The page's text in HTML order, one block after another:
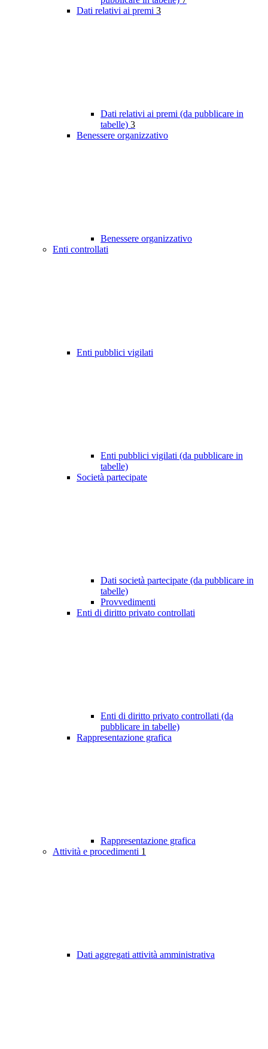
Dati relativi ai premi 3
Dati relativi ai premi (da pubblicare in
tabelle) 3
Benessere organizzativo
Benessere organizzativo
Enti controllati
Enti pubblici vigilati
Enti pubblici vigilati (da pubblicare in
tabelle)
Società partecipate
Dati società partecipate (da pubblicare in
tabelle)
Provvedimenti
Enti di diritto privato controllati
Enti di diritto privato controllati (da
pubblicare in tabelle)
Rappresentazione grafica
Rappresentazione grafica
Attività e procedimenti 1
Dati aggregati attività amministrativa